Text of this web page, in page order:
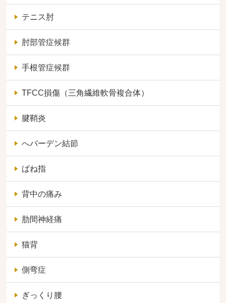
テニス肘
肘部管症候群
手根管症候群
TFCC損傷（三角繊維軟骨複合体）
腱鞘炎
へバーデン結節
ばね指
背中の痛み
肋間神経痛
猫背
側弯症
ぎっくり腰